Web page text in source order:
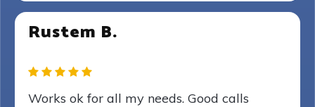
Rustem B.
Works ok for all my needs. Good calls